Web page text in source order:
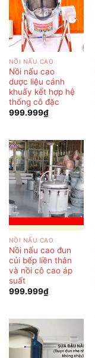
NỒI NẤU CAO
Nồi nấu cao
dược liệu cánh
khuấy kết hợp hệ
thống cô đặc
999.999₫
NỒI NẤU CAO
Nồi nấu cao đun
củi bếp liền thân
và nồi cô cao áp
suất
999.999₫